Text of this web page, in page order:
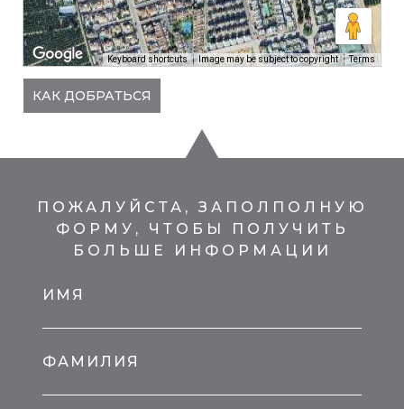
Keyboard shortcuts Image may be subject to copyright Terms
КАК ДОБРАТЬСЯ
ПОЖАЛУЙСТА, ЗАПОЛПОЛНУЮ
ФОРМУ, ЧТОБЫ ПОЛУЧИТЬ
БОЛЬШЕ ИНФОРМАЦИИ
ИМЯ
ФАМИЛИЯ